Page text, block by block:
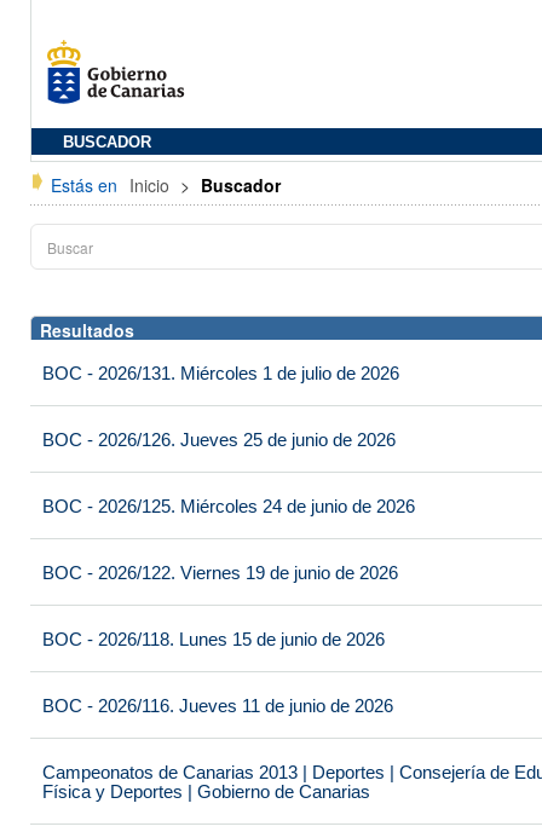
BUSCADOR
Estás en Inicio > Buscador
Resultados
BOC - 2026/131. Miércoles 1 de julio de 2026
BOC - 2026/126. Jueves 25 de junio de 2026
BOC - 2026/125. Miércoles 24 de junio de 2026
BOC - 2026/122. Viernes 19 de junio de 2026
BOC - 2026/118. Lunes 15 de junio de 2026
BOC - 2026/116. Jueves 11 de junio de 2026
Campeonatos de Canarias 2013 | Deportes | Consejería de
Física y Deportes | Gobierno de Canarias